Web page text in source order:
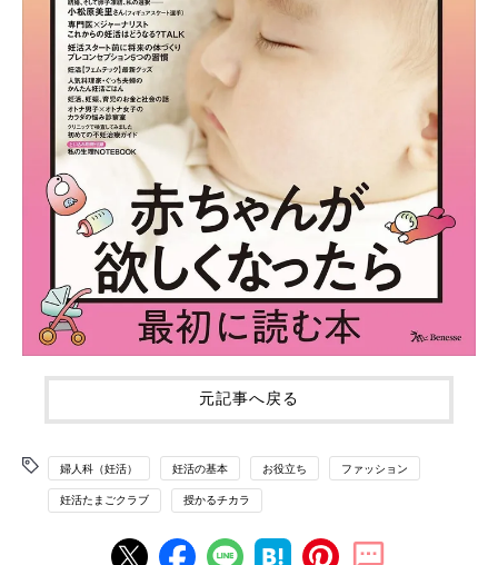
元記事へ戻る
婦人科（妊活） 妊活の基本 お役立ち ファッション
妊活たまごクラブ 授かるチカラ